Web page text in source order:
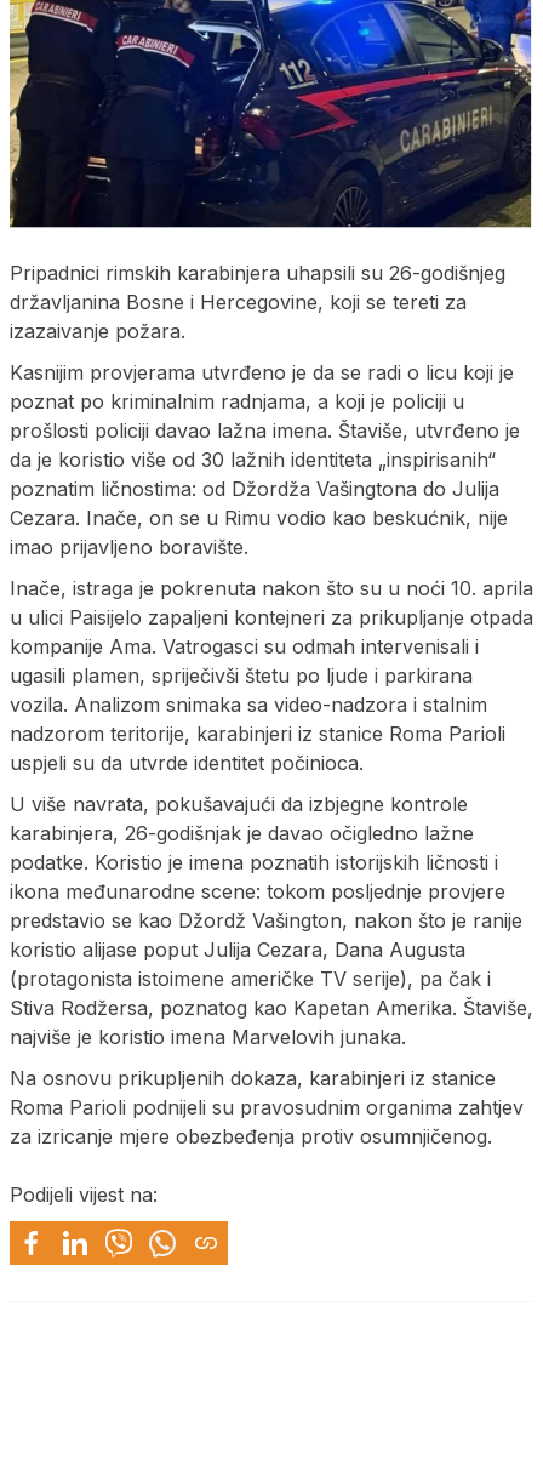
Pripadnici rimskih karabinjera uhapsili su 26-godišnjeg
državljanina Bosne i Hercegovine, koji se tereti za
izazaivanje požara.
Kasnijim provjerama utvrđeno je da se radi o licu koji je
poznat po kriminalnim radnjama, a koji je policiji u
prošlosti policiji davao lažna imena. Štaviše, utvrđeno je
da je koristio više od 30 lažnih identiteta „inspirisanih“
poznatim ličnostima: od Džordža Vašingtona do Julija
Cezara. Inače, on se u Rimu vodio kao beskućnik, nije
imao prijavljeno boravište.
Inače, istraga je pokrenuta nakon što su u noći 10. aprila
u ulici Paisijelo zapaljeni kontejneri za prikupljanje otpada
kompanije Ama. Vatrogasci su odmah intervenisali i
ugasili plamen, spriječivši štetu po ljude i parkirana
vozila. Analizom snimaka sa video-nadzora i stalnim
nadzorom teritorije, karabinjeri iz stanice Roma Parioli
uspjeli su da utvrde identitet počinioca.
U više navrata, pokušavajući da izbjegne kontrole
karabinjera, 26-godišnjak je davao očigledno lažne
podatke. Koristio je imena poznatih istorijskih ličnosti i
ikona međunarodne scene: tokom posljednje provjere
predstavio se kao Džordž Vašington, nakon što je ranije
koristio alijase poput Julija Cezara, Dana Augusta
(protagonista istoimene američke TV serije), pa čak i
Stiva Rodžersa, poznatog kao Kapetan Amerika. Štaviše,
najviše je koristio imena Marvelovih junaka.
Na osnovu prikupljenih dokaza, karabinjeri iz stanice
Roma Parioli podnijeli su pravosudnim organima zahtjev
za izricanje mjere obezbeđenja protiv osumnjičenog.
Podijeli vijest na: